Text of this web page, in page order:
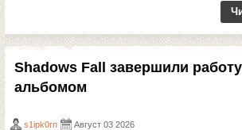
Shadows Fall завершили
альбомом
s1ipk0rn Август 03 2026